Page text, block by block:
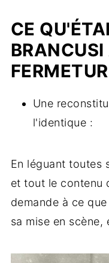
CE
Une
l'identique :
En léguant toutes
et tout le contenu
demande à ce
sa mise en scène,